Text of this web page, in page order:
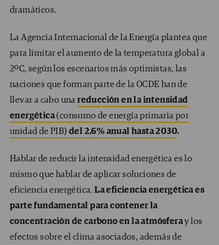
dramáticos.
La Agencia Internacional de la Energía plantea que
para limitar el aumento de la temperatura global a
2ºC, según los escenarios más optimistas, las
naciones que forman parte de la OCDE han de
llevar a cabo unareducción en la intensidad
energética(consumo de energía primaria por
unidad de PIB) del 2,6% anual hasta 2030.
Hablar de reducir la intensidad energética es lo
mismo que hablar de aplicar soluciones de
eficiencia energética.La eficiencia energética es
parte fundamental para contener la
concentración de carbono en la atmósferay los
efectos sobre el clima asociados, además de